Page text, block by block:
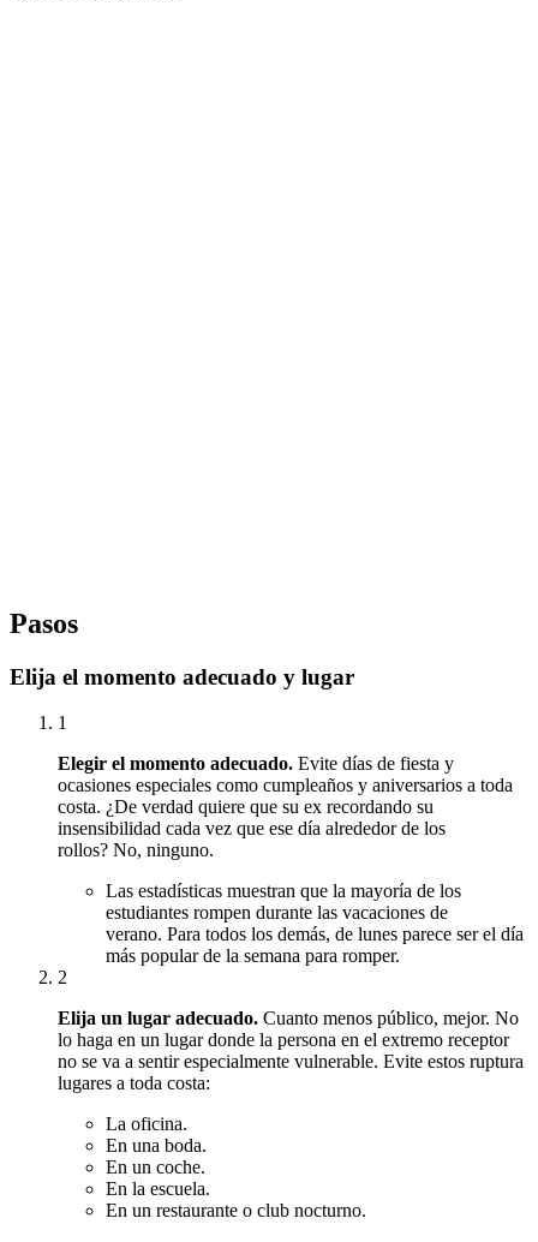
Pasos
Elija el momento adecuado y lugar
1
Elegir el momento adecuado. Evite días de fiesta y
ocasiones especiales como cumpleaños y aniversarios a toda
costa. ¿De verdad quiere que su ex recordando su
insensibilidad cada vez que ese día alrededor de los
rollos? No, ninguno.
Las estadísticas muestran que la mayoría de los
estudiantes rompen durante las vacaciones de
verano. Para todos los demás, de lunes parece ser el día
más popular de la semana para romper.
2
Elija un lugar adecuado. Cuanto menos público, mejor. No
lo haga en un lugar donde la persona en el extremo receptor
no se va a sentir especialmente vulnerable. Evite estos ruptura
lugares a toda costa:
La oficina.
En una boda.
En un coche.
En la escuela.
En un restaurante o club nocturno.